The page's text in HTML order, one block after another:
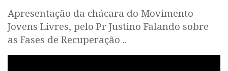
Apresentação da chácara do Movimento
Jovens Livres, pelo Pr Justino Falando sobre
as Fases de Recuperação ..